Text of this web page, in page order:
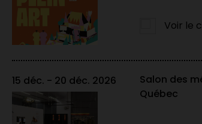
Expositions des
DEC Techniques de...
Voir le
15 déc. - 20 déc. 2026
Salon des
Québec